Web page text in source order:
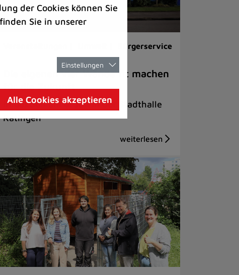
Bürgerservice
Die eigenen vier Wände fit machen
für die Zukunft
Infoaktion am 8. Juli in der Stadthalle
Ratingen
der Cookies können Sie
Sie in unserer
Einstellungen
Alle Cookies akzeptieren